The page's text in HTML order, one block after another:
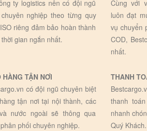
ty logistics nên có đội ngũ
nghiệp theo từng quy
riêng đảm bảo hoàn thành
gian ngắn nhất.
Cùng với
luôn đạt
vụ chuyển
COD,
nhất.
HÀNG TẬN NƠI
có đội ngũ chuyên biệt
tận nơi tại nội thành, các
nước ngoài sẽ thông qua
phối chuyên nghiệp.
THANH
thanh
nhanh
Quý Khách.